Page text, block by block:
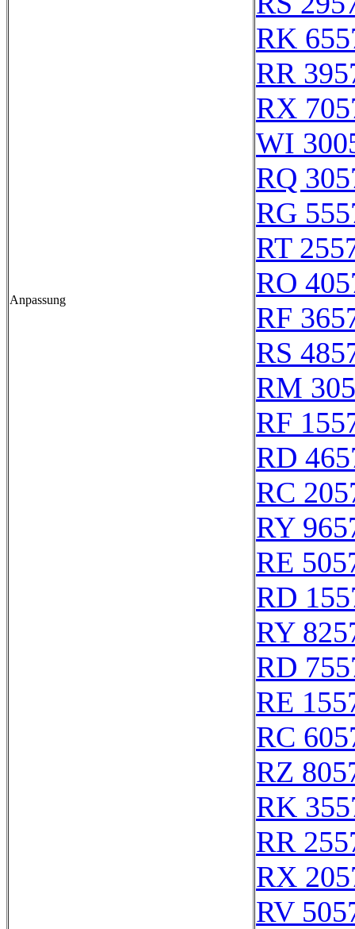
Anpassung
RK
RR
RX
WI
RQ
RG
RT
RO
RF
RS
RM
RF
RD
RC
RY
RE
RD
RY
RD
RE
RC
RZ
RK
RR
RX
RV